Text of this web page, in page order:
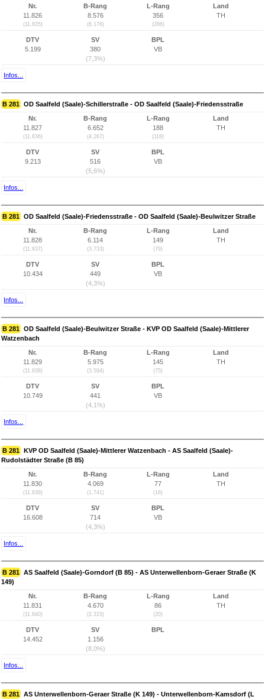
Nr.
11.826
(11.835)
B-Rang
8.576
(6.176)
L-Rang
356
(286)
Land
TH
DTV
5.199
SV
380
(7,3%)
BPL
VB
Infos...
B 281 OD Saalfeld (Saale)-Schillerstraße - OD Saalfeld (Saale)-Friedensstraße
Nr.
11.827
(11.836)
B-Rang
6.652
(4.267)
L-Rang
188
(118)
Land
TH
DTV
9.213
SV
516
(5,6%)
BPL
VB
Infos...
B 281 OD Saalfeld (Saale)-Friedensstraße - OD Saalfeld (Saale)-Beulwitzer Straße
Nr.
11.828
(11.837)
B-Rang
6.114
(3.733)
L-Rang
149
(79)
Land
TH
DTV
10.434
SV
449
(4,3%)
BPL
VB
Infos...
B 281 OD Saalfeld (Saale)-Beulwitzer Straße - KVP OD Saalfeld (Saale)-Mittlerer
Watzenbach
Nr.
11.829
(11.838)
B-Rang
5.975
(3.594)
L-Rang
145
(75)
Land
TH
DTV
10.749
SV
441
(4,1%)
BPL
VB
Infos...
B 281 KVP OD Saalfeld (Saale)-Mittlerer Watzenbach - AS Saalfeld (Saale)-
Rudolstädter Straße (B 85)
Nr.
11.830
(11.839)
B-Rang
4.069
(1.741)
L-Rang
77
(16)
Land
TH
DTV
16.608
SV
714
(4,3%)
BPL
VB
Infos...
B 281 AS Saalfeld (Saale)-Gorndorf (B 85) - AS Unterwellenborn-Geraer Straße (K
149)
Nr.
11.831
(11.840)
B-Rang
4.670
(2.315)
L-Rang
86
(20)
Land
TH
DTV
14.452
SV
1.156
(8,0%)
BPL
Infos...
B 281 AS Unterwellenborn-Geraer Straße (K 149) - Unterwellenborn-Kamsdorf (L